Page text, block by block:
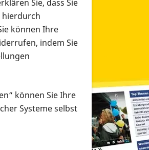
Sie, dass Sie
hierdurch
können Ihre
indem Sie
können Sie Ihre
Systeme selbst